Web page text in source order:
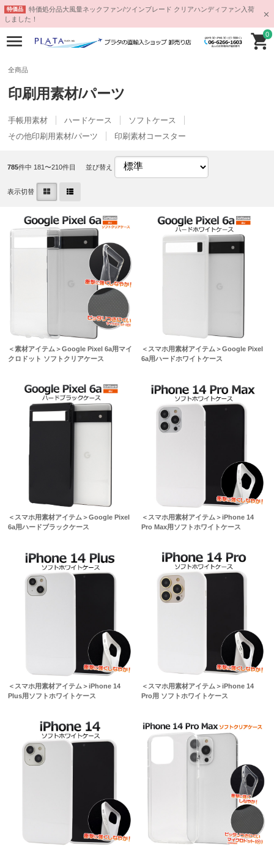
特価品
特価処分品大風量ネックファン/ツインブレード クリアハンディファン入荷
しました！
0
全商品
印刷用素材/パーツ
手帳用素材 ハードケース
ソフトケース
その他印刷用素材/パーツ
印刷素材コースター
785件中 181〜210件目 並び替え
表示切替
＜素材アイテム＞Google Pixel 6a用マイ
クロドット ソフトクリアケース
＜スマホ用素材アイテム＞Google Pixel
6a用ハードホワイトケース
＜スマホ用素材アイテム＞Google Pixel
6a用ハードブラックケース
＜スマホ用素材アイテム＞iPhone 14
Pro Max用ソフトホワイトケース
＜スマホ用素材アイテム＞iPhone 14
Plus用ソフトホワイトケース
＜スマホ用素材アイテム＞iPhone 14
Pro用 ソフトホワイトケース